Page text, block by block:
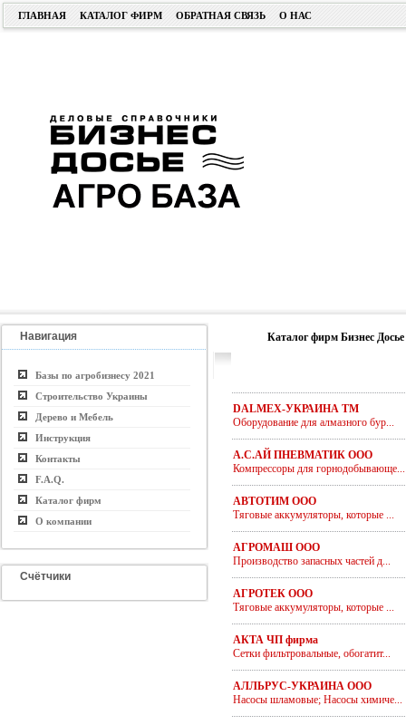
ГЛАВНАЯ КАТАЛОГ ФИРМ ОБРАТНАЯ СВЯЗЬ О НАС
Навигация
Базы по агробизнесу 2021
Строительство Украины
Дерево и Мебель
Инструкция
Контакты
F.A.Q.
Каталог фирм
О компании
Счётчики
Каталог фирм Бизнес Досье
DALMEX-УКРАИНА ТМ
Оборудование для алмазного бур...
А.С.АЙ ПНЕВМАТИК ООО
Компрессоры для горнодобывающе...
АВТОТИМ ООО
Тяговые аккумуляторы, которые ...
АГРОМАШ ООО
Производство запасных частей д...
АГРОТЕК ООО
Тяговые аккумуляторы, которые ...
АКТА ЧП фирма
Сетки фильтровальные, обогатит...
АЛЛЬРУС-УКРАИНА ООО
Насосы шламовые; Насосы химиче...